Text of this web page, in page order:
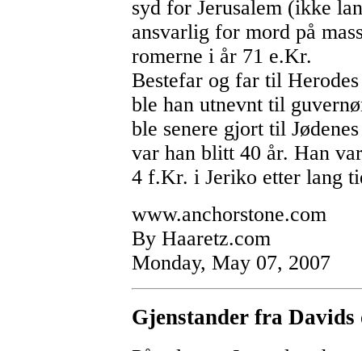
syd for Jerusalem (ikke
ansvarlig for mord på
romerne i år 71 e.Kr.
Bestefar og far til
ble han utnevnt til
ble senere gjort til
var han blitt 40 år. Han
4 f.Kr. i Jeriko etter lang
www.anchorstone.com
By Haaretz.com
Monday, May 07, 2007
Gjenstander fra